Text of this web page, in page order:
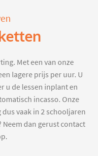
Met een van onze
lagere prijs per uur. U
u de lessen inplant en
incasso. Onze
vaak in 2 schooljaren
dan gerust contact